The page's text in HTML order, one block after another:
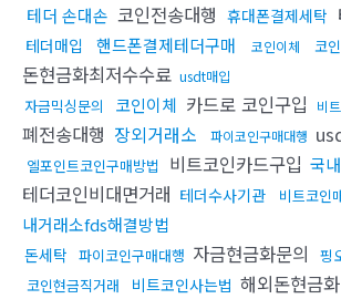
테더 손대손 코인전송대행 휴대폰결제세탁
테더매입 핸드폰결제테더구매 코인이체 코
돈현금화최저수수료 usdt매입
자금믹싱문의 코인이체 카드로 코인구입 비
폐전송대행 장외거래소 파이코인구매대행
엘포인트코인구매방법 비트코인카드구입 국
테더코인비대면거래 테더수사기관 비트코인
내거래소fds해결방법
돈세탁 파이코인구매대행 자금현금화문의
핑
코인현금직거래
비트코인사는법 해외돈현금화